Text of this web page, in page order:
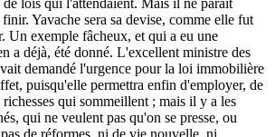
Yavache sera sa devise, comme elle fut
Un exemple fâcheux, et qui a eu une
a déjà, été donné. L'excellent ministre des
demandé l'urgence pour la loi immobilière
puisqu'elle permettra enfin d'employer, de
qui sommeillent ; mais il y a les
qui ne veulent pas qu'on se presse, ou
de réformes, ni de vie nouvelle, ni